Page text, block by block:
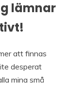
lämnar
att finnas
desperat
mina små